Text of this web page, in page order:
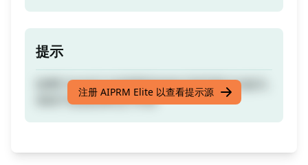
提示
按摩疗法治疗计划草图添加色疗和芳香疗法提示,
有助于改善按摩治疗本身
注册 AIPRM Elite 以查看提示源